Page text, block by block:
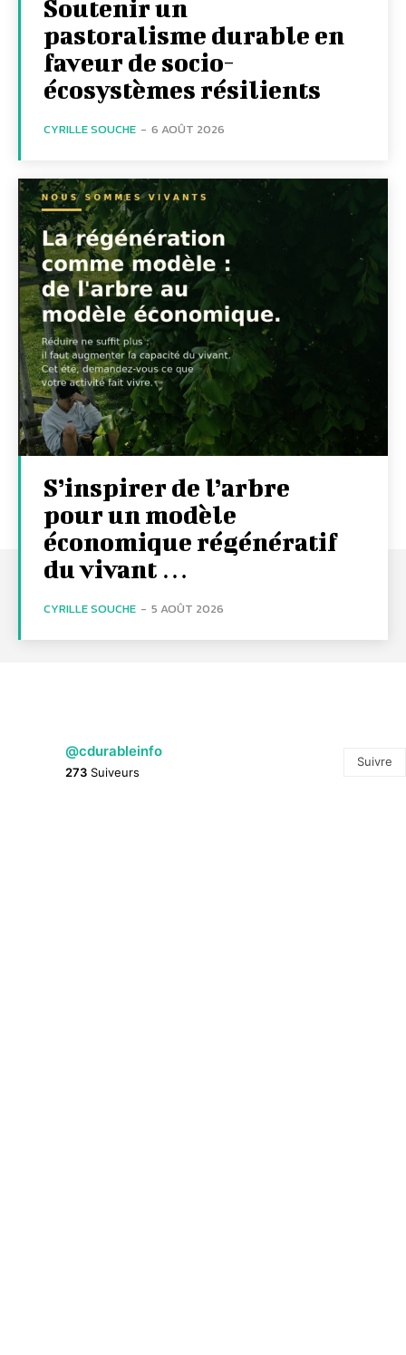
Soutenir un
pastoralisme durable en
faveur de socio-
écosystèmes résilients
CYRILLE SOUCHE - 6 AOÛT 2026
S’inspirer de l’arbre
pour un modèle
économique régénératif
du vivant …
CYRILLE SOUCHE - 5 AOÛT 2026
@cdurableinfo
273 Suiveurs
Suivre